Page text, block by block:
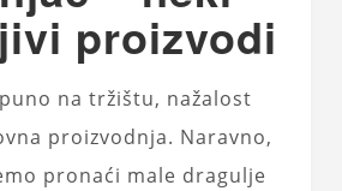
proizvodi
na tržištu, nažalost
proizvodnja. Naravno,
pronaći male dragulje